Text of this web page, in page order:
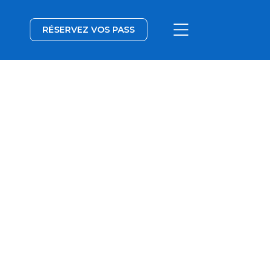
RÉSERVEZ VOS PASS